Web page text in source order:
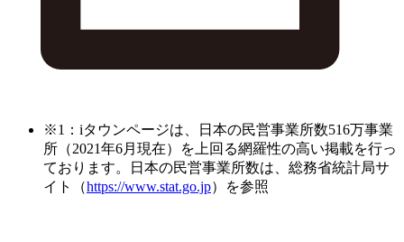
※1：iタウンページは、日本の民営事業所数516万事業
所（2021年6月現在）を上回る網羅性の高い掲載を行っ
ております。日本の民営事業所数は、総務省統計局サ
イト（https://www.stat.go.jp）を参照